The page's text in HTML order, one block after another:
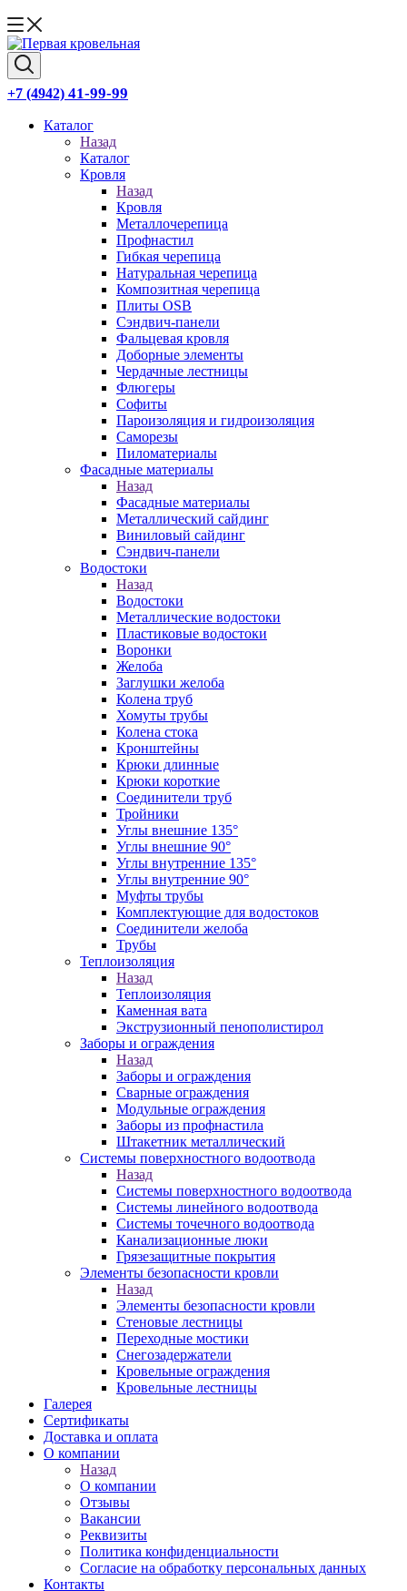
+7 (4942) 41-99-99
Каталог
Назад
Каталог
Кровля
Назад
Кровля
Металлочерепица
Профнастил
Гибкая черепица
Натуральная черепица
Композитная черепица
Плиты OSB
Сэндвич-панели
Фальцевая кровля
Доборные элементы
Чердачные лестницы
Флюгеры
Софиты
Пароизоляция и гидроизоляция
Саморезы
Пиломатериалы
Фасадные материалы
Назад
Фасадные материалы
Металлический сайдинг
Виниловый сайдинг
Сэндвич-панели
Водостоки
Назад
Водостоки
Металлические водостоки
Пластиковые водостоки
Воронки
Желоба
Заглушки желоба
Колена труб
Хомуты трубы
Колена стока
Кронштейны
Крюки длинные
Крюки короткие
Соединители труб
Тройники
Углы внешние 135°
Углы внешние 90°
Углы внутренние 135°
Углы внутренние 90°
Муфты трубы
Комплектующие для водостоков
Соединители желоба
Трубы
Теплоизоляция
Назад
Теплоизоляция
Каменная вата
Экструзионный пенополистирол
Заборы и ограждения
Назад
Заборы и ограждения
Сварные ограждения
Модульные ограждения
Заборы из профнастила
Штакетник металлический
Системы поверхностного водоотвода
Назад
Системы поверхностного водоотвода
Системы линейного водоотвода
Системы точечного водоотвода
Канализационные люки
Грязезащитные покрытия
Элементы безопасности кровли
Назад
Элементы безопасности кровли
Стеновые лестницы
Переходные мостики
Снегозадержатели
Кровельные ограждения
Кровельные лестницы
Галерея
Сертификаты
Доставка и оплата
О компании
Назад
О компании
Отзывы
Вакансии
Реквизиты
Политика конфиденциальности
Согласие на обработку персональных данных
Контакты